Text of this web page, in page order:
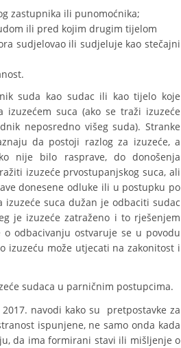
zastupnika ili punomoćnika;
ili pred kojim drugim tijelom
sudjelovao ili sudjeluje kao stečajni
suda kao sudac ili kao tijelo koje
suca (ako se traži izuzeće
neposredno višeg suda). Stranke
da postoji razlog za izuzeće, a
nije bilo rasprave, do donošenja
izuzeće prvostupanjskog suca, ali
donesene odluke ili u postupku po
suca dužan je odbaciti sudac
je izuzeće zatraženo i to rješenjem
odbacivanju ostvaruje se u povodu
izuzeću može utjecati na zakonitost i
sudaca u parničnim postupcima.
navodi kako su pretpostavke za
ispunjene, ne samo onda kada
da ima formirani stavi ili mišljenje o